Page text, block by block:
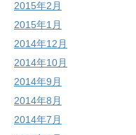
2015年2月
2015年1月
2014年12月
2014年10月
2014年9月
2014年8月
2014年7月